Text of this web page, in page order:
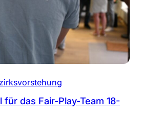
für das Fair-Play-Team 18-